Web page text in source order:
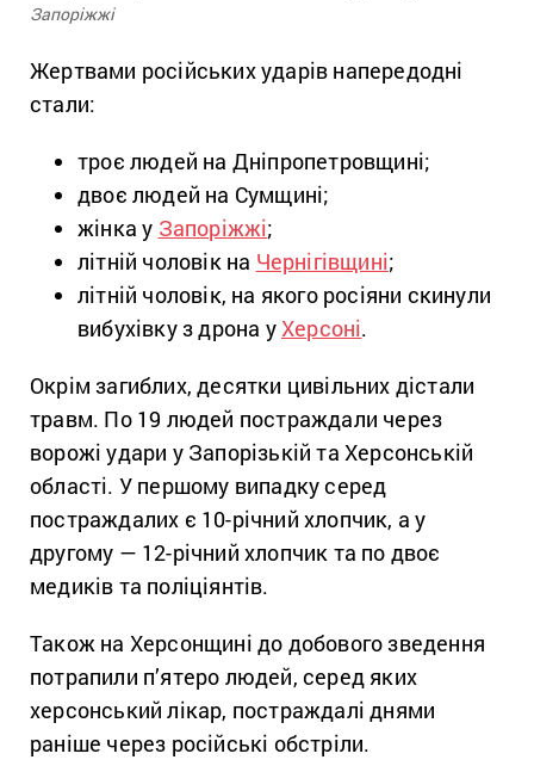
Запоріжжі
Жертвами російських ударів напередодні
стали:
троє людей на Дніпропетровщині;
двоє людей на Сумщині;
жінка у Запоріжжі;
літній чоловік на Чернігівщині;
літній чоловік, на якого росіяни скинули
вибухівку з дрона у Херсоні.
Окрім загиблих, десятки цивільних дістали
травм. По 19 людей постраждали через
ворожі удари у Запорізькій та Херсонській
області. У першому випадку серед
постраждалих є 10-річний хлопчик, а у
другому — 12-річний хлопчик та по двоє
медиків та поліціянтів.
Також на Херсонщині до добового зведення
потрапили п’ятеро людей, серед яких
херсонський лікар, постраждалі днями
раніше через російські обстріли.